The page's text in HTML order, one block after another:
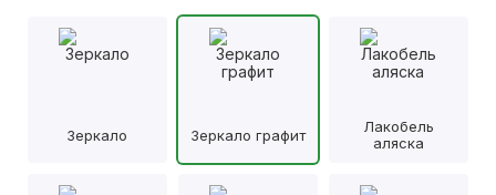
Зеркало Зеркало графит
Лакобель
аляска